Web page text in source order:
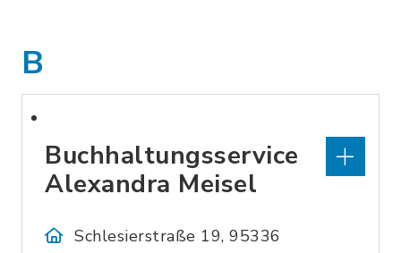
B
Buchhaltungsservice
Alexandra Meisel
Schlesierstraße 19, 95336